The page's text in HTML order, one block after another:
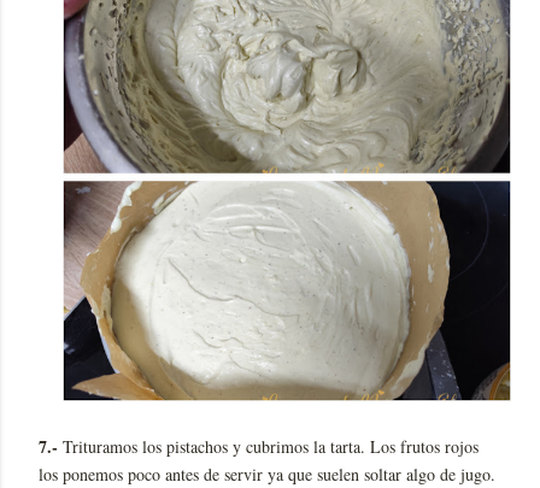
7.- Trituramos los pistachos y cubrimos la tarta. Los frutos rojos
los ponemos poco antes de servir ya que suelen soltar algo de jugo.